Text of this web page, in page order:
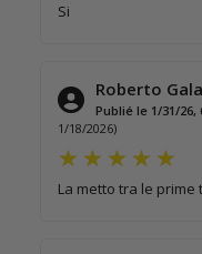
Si
Roberto
Publié le 1/31/26,
1/18/2026)
La metto tra le